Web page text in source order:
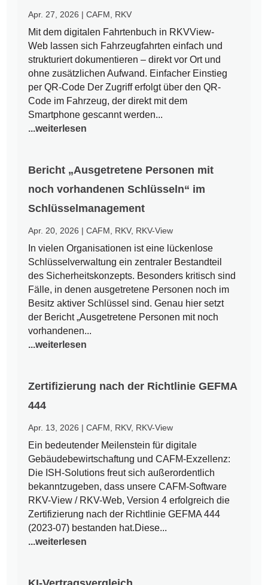
Apr. 27, 2026 |CAFM RKV
Mit dem digitalen Fahrtenbuch in RKVView-
Web lassen sich Fahrzeugfahrten einfach und
strukturiert dokumentieren – direkt vor Ort und
ohne zusätzlichen Aufwand. Einfacher Einstieg
per QR-Code Der Zugriff erfolgt über den QR-
Code im Fahrzeug, der direkt mit dem
Smartphone gescannt werden...
...weiterlesen
Bericht „Ausgetretene Personen mit
noch vorhandenen Schlüsseln“ im
Schlüsselmanagement
Apr. 20, 2026 |CAFM RKV, RKV-View
In vielen Organisationen ist eine lückenlose
Schlüsselverwaltung ein zentraler Bestandteil
des Sicherheitskonzepts. Besonders kritisch sind
Fälle, in denen ausgetretene Personen noch im
Besitz aktiver Schlüssel sind. Genau hier setzt
der Bericht „Ausgetretene Personen mit noch
vorhandenen...
...weiterlesen
Zertifizierung nach der Richtlinie GEFMA
444
Apr. 13, 2026 |CAFM RKV, RKV-View
Ein bedeutender Meilenstein für digitale
Gebäudebewirtschaftung und CAFM-Exzellenz:
Die ISH-Solutions freut sich außerordentlich
bekanntzugeben, dass unsere CAFM-Software
RKV-View / RKV-Web, Version 4 erfolgreich die
Zertifizierung nach der Richtlinie GEFMA 444
(2023-07) bestanden hat.Diese...
...weiterlesen